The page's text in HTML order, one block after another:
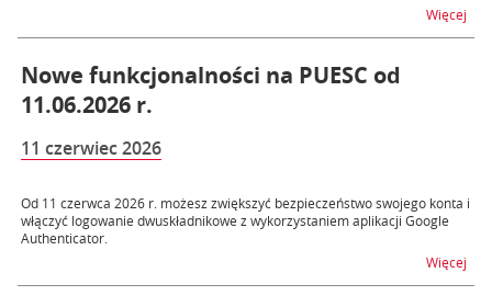
Więcej
Nowe funkcjonalności na PUESC od
11.06.2026 r.
11 czerwiec 2026
Od 11 czerwca 2026 r. możesz zwiększyć bezpieczeństwo swojego konta i
włączyć logowanie dwuskładnikowe z wykorzystaniem aplikacji Google
Authenticator.
Więcej